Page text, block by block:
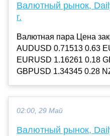
Валютный рынок,
г.
Валютная пара Цена
AUDUSD 0.71513 0.63
EURUSD 1.16261 0.18
GBPUSD 1.34345 0.28
02:00, 29 Май
Валютный рынок,